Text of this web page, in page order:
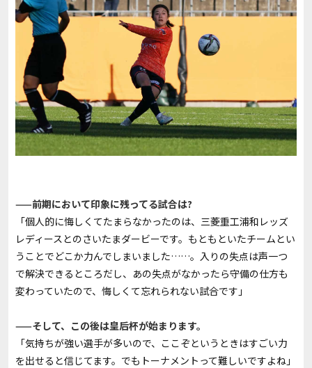
——前期において印象に残ってる試合は?
「個人的に悔しくてたまらなかったのは、三菱重工浦和レッズ
レディースとのさいたまダービーです。もともといたチームとい
うことでどこか力んでしまいました……。入りの失点は声一つ
で解決できるところだし、あの失点がなかったら守備の仕方も
変わっていたので、悔しくて忘れられない試合です」
——そして、この後は皇后杯が始まります。
「気持ちが強い選手が多いので、ここぞというときはすごい力
を出せると信じてます。でもトーナメントって難しいですよね」